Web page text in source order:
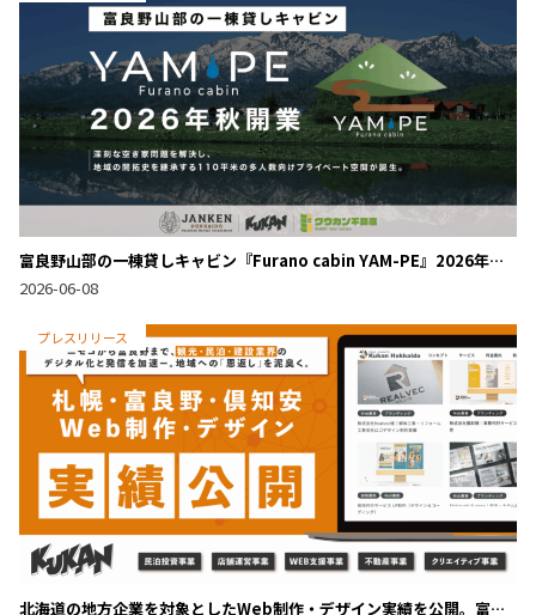
富良野山部の一棟貸しキャビン『Furano cabin YAM-PE』2026年秋
開業
2026-06-08
プレスリリース
北海道の地方企業を対象としたWeb制作・デザイン実績を公開。富良